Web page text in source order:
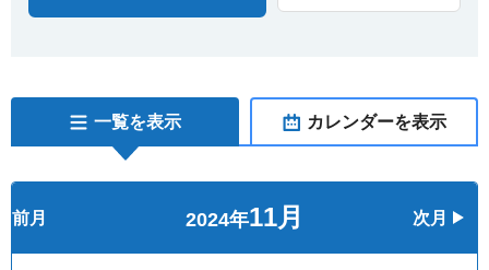
一覧を表示 カレンダーを表示
前月 2024年11月 次月